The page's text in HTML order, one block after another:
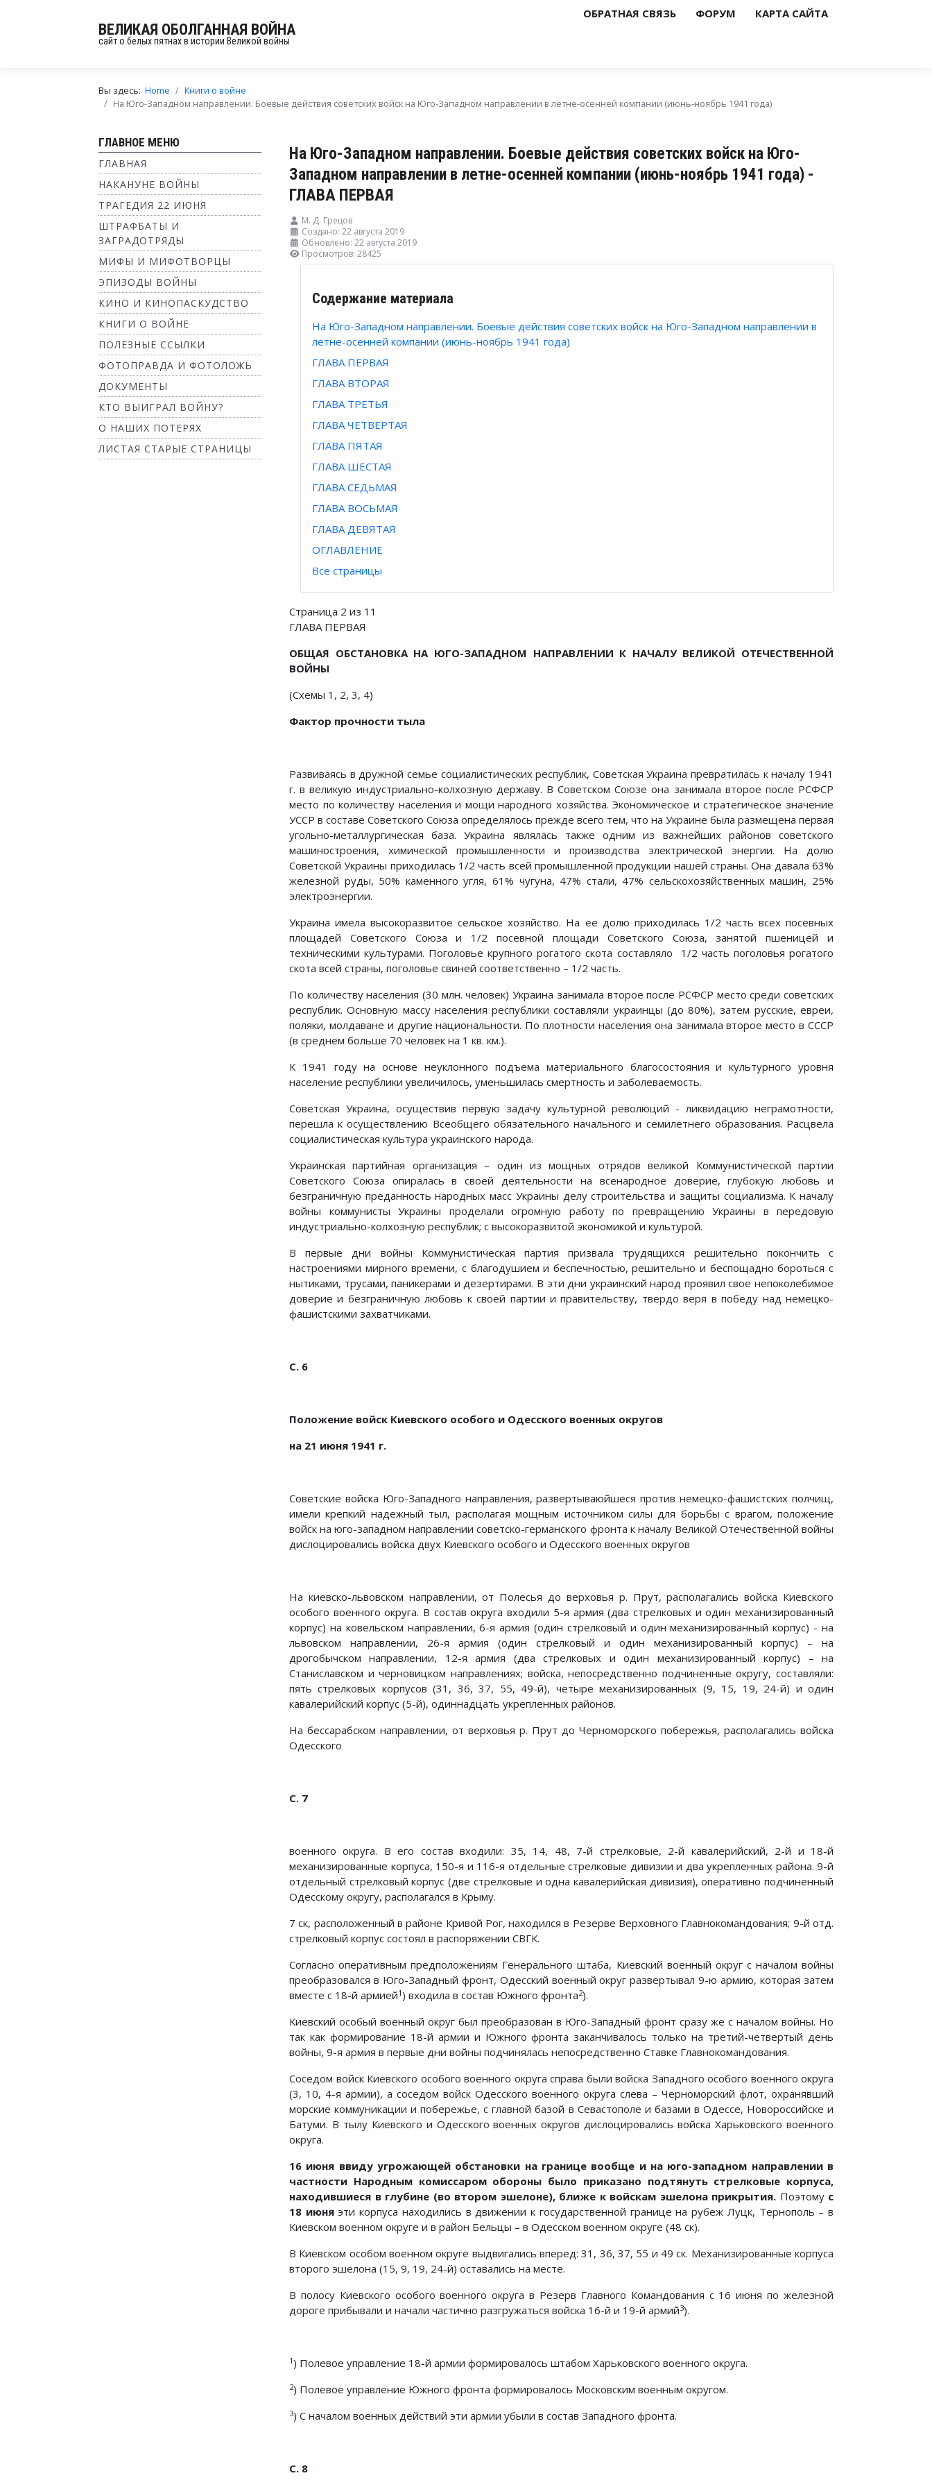
ВЕЛИКАЯ ОБОЛГАННАЯ ВОЙНА
сайт о белых пятнах в истории Великой войны
ОБРАТНАЯ СВЯЗЬ ФОРУМ КАРТА САЙТА
Вы здесь: Home
Книги о войне
На Юго-Западном направлении. Боевые действия советских войск на Юго-Западном направлении в летне-осенней компании (июнь-ноябрь 1941 года)
ГЛАВНОЕ МЕНЮ
ГЛАВНАЯ
НАКАНУНЕ ВОЙНЫ
ТРАГЕДИЯ 22 ИЮНЯ
ШТРАФБАТЫ И
ЗАГРАДОТРЯДЫ
МИФЫ И МИФОТВОРЦЫ
ЭПИЗОДЫ ВОЙНЫ
КИНО И КИНОПАСКУДСТВО
КНИГИ О ВОЙНЕ
ПОЛЕЗНЫЕ ССЫЛКИ
ФОТОПРАВДА И ФОТОЛОЖЬ
ДОКУМЕНТЫ
КТО ВЫИГРАЛ ВОЙНУ?
О НАШИХ ПОТЕРЯХ
ЛИСТАЯ СТАРЫЕ СТРАНИЦЫ
На Юго-Западном направлении. Боевые действия советских войск на Юго-
Западном направлении в летне-осенней компании (июнь-ноябрь 1941 года) -
ГЛАВА ПЕРВАЯ
М. Д. Грецов
Создано: 22 августа 2019
Обновлено: 22 августа 2019
Просмотров: 28425
Содержание материала
На Юго-Западном направлении. Боевые действия советских войск на Юго-Западном направлении в
летне-осенней компании (июнь-ноябрь 1941 года)
ГЛАВА ПЕРВАЯ
ГЛАВА ВТОРАЯ
ГЛАВА ТРЕТЬЯ
ГЛАВА ЧЕТВЕРТАЯ
ГЛАВА ПЯТАЯ
ГЛАВА ШЕСТАЯ
ГЛАВА СЕДЬМАЯ
ГЛАВА ВОСЬМАЯ
ГЛАВА ДЕВЯТАЯ
ОГЛАВЛЕНИЕ
Все страницы
Страница 2 из 11
ГЛАВА ПЕРВАЯ
ОБЩАЯ ОБСТАНОВКА НА ЮГО-ЗАПАДНОМ НАПРАВЛЕНИИ К НАЧАЛУ ВЕЛИКОЙ ОТЕЧЕСТВЕННОЙ
ВОЙНЫ
(Схемы 1, 2, 3, 4)
Фактор прочности тыла
Развиваясь в дружной семье социалистических республик, Советская Украина превратилась к началу 1941
г. в великую индустриально-колхозную державу. В Советском Союзе она занимала вто­рое после РСФСР
место по количеству населения и мощи на­родного хозяйства. Экономическое и стратегическое значение
УССР в составе Советского Союза определялось прежде все­го тем, что на Украине была размещена первая
угольно-металлургическая база. Украина являлась также одним из важ­нейших районов советского
машиностроения, химической про­мышленности и производства электрической энергии. На до­лю
Советской Украины приходилась 1/2 часть всей промыш­ленной продукции нашей страны. Она давала 63%
железной руды, 50% каменного угля, 61% чугуна, 47% стали, 47% сель­скохозяйственных машин, 25%
электроэнергии.
Украина имела высокоразвитое сельское хозяйство. На ее долю приходилась 1/2 часть всех посевных
площадей Совет­ского Союза и 1/2 посевной площади Советского Союза, заня­той пшеницей и
техническими культурами. Поголовье круп­ного рогатого скота составляло 1/2 часть поголовья рогатого
скота всей страны, поголовье свиней соответственно – 1/2 часть.
По количеству населения (30 млн. человек) Украина зани­мала второе после РСФСР место среди советских
республик. Основную массу населения республики составляли украинцы (до 80%), затем русские, евреи,
поляки, молдаване и другие национальности. По плотности населения она занимала вто­рое место в СССР
(в среднем больше 70 человек на 1 кв. км.).
К 1941 году на основе неуклонного подъема материального благосостояния и культурного уровня
население республики увеличилось, уменьшилась смертность и заболеваемость.
Советская Украина, осуществив первую задачу культурной революций - ликвидацию неграмотности,
перешла к осуще­ствлению Всеобщего обязательного начального и семилетнего образования. Расцвела
социалистическая культура украин­ского народа.
Украинская партийная организация – один из мощных от­рядов великой Коммунистической партии
Советского Сою­за опиралась в своей деятельности на всенародное доверие, глубокую любовь и
безграничную преданность народных масс Украины делу строительства и защиты социализма. К началу
войны коммунисты Украины проделали огромную работу по превращению Украины в передовую
индустриально-колхозную республик; с высокоразвитой экономикой и культурой.
В первые дни войны Коммунистическая партия призвала трудящихся решительно покончить с
настроениями мирного времени, с благодушием и беспечностью, решительно и беспо­щадно бороться с
нытиками, трусами, паникерами и дезерти­рами. В эти дни украинский народ проявил свое непоколеби­мое
доверие и безграничную любовь к своей партии и прави­тельству, твердо веря в победу над немецко-
фашистскими за­хватчиками.
С. 6
Положение войск Киевского особого и Одесского военных округов
на 21 июня 1941 г.
Советские войска Юго-Западного направления, развертываюйшеся против немецко-фашистских полчищ,
имели креп­кий надежный тыл, располагая мощным источником силы для борьбы с врагом, положение
войск на юго-западном направлении советско-германского фронта к началу Великой Отечественной войны
дислоцировались войска двух Киевского особого и Одесского военных округов
На киевско-львовском направлении, от Полесья до верховья р. Прут, располагались вой­ска Киевского
особого военного округа. В состав округа вхо­дили 5-я армия (два стрелковых и один механизированный
корпус) на ковельском направлении, 6-я армия (один стрел­ковый и один механизированный корпус) - на
львовском на­правлении, 26-я армия (один стрелковый и один механизиро­ванный корпус) – на
дрогобычском направлении, 12-я армия (два стрелковых и один механизированный корпус) – на
Станиславском и черновицком направлениях; войска, непо­средственно подчиненные округу, составляли:
пять стрелко­вых корпусов (31, 36, 37, 55, 49-й), четыре механизированных (9, 15, 19, 24-й) и один
кавалерийский корпус (5-й), одиннадцать укрепленных районов.
На бессарабском направлении, от верховья р. Прут до Черноморского побережья, располагались войска
Одесского
С. 7
военного округа. В его состав входили: 35, 14, 48, 7-й стрелковые, 2-й кавалерийский, 2-й и 18-й
механизированные кор­пуса, 150-я и 116-я отдельные стрелковые дивизии и два укре­пленных района. 9-й
отдельный стрелковый корпус (две стрелковые и одна кавалерийская дивизия), оперативно под­чиненный
Одесскому округу, располагался в Крыму.
7 ск, расположенный в районе Кривой Рог, находился в Ре­зерве Верховного Главнокомандования; 9-й отд.
стрелковый корпус состоял в распоряжении СВГК.
Согласно оперативным предположениям Генерального штаба, Киевский военный округ с началом войны
преобразо­вался в Юго-Западный фронт, Одесский военный округ развертывал 9-ю армию, которая затем
вместе с 18-й армией1) входила в состав Южного фронта2).
Киевский особый военный округ был преобразован в Юго-Западный фронт сразу же с началом войны. Но
так как фор­мирование 18-й армии и Южного фронта заканчивалось толь­ко на третий-четвертый день
войны, 9-я армия в первые дни войны подчинялась непосредственно Ставке Главнокомандо­вания.
Соседом войск Киевского особого военного округа справа были войска Западного особого военного округа
(3, 10, 4-я армии), а соседом войск Одесского военного округа слева – Черноморский флот, охранявший
морские коммуникации и побережье, с главной базой в Севастополе и базами в Одессе, Новороссийске и
Батуми. В тылу Киевского и Одесского во­енных округов дислоцировались войска Харьковского военно­го
округа.
16 июня ввиду угрожающей обстановки на границе вообще и на юго-западном направлении в
частности Народным комис­саром обороны было приказано подтянуть стрелковые корпу­са,
находившиеся в глубине (во втором эшелоне), ближе к войскам эшелона прикрытия. Поэтому с
18 июняэти корпуса находились в движении к государственной границе на ру­беж Луцк, Тернополь – в
Киевском военном округе и в район Бельцы – в Одесском военном округе (48 ск).
В Киевском особом военном округе выдвигались вперед: 31, 36, 37, 55 и 49 ск. Механизированные корпуса
второго эше­лона (15, 9, 19, 24-й) оставались на месте.
В полосу Киевского особого военного округа в Резерв Главного Командования с 16 июня по железной
дороге при­бывали и начали частично разгружаться войска 16-й и 19-й армий3).
1) Полевое управление 18-й армии формировалось штабом Харьковского военного округа.
2) Полевое управление Южного фронта формировалось Московским военным округом.
3) С началом военных действий эти армии убыли в состав Западного фронта.
С. 8